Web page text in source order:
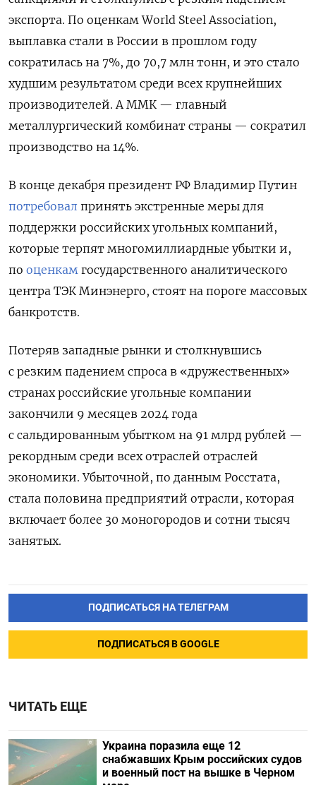
экспорта. По оценкам World Steel Association,
выплавка стали в России в прошлом году
сократилась на 7%, до 70,7 млн тонн, и это стало
худшим результатом среди всех крупнейших
производителей. А ММК — главный
металлургический комбинат страны — сократил
производство на 14%.
В конце декабря президент РФ Владимир Путин
потребовал принять экстренные меры для
поддержки российских угольных компаний,
которые терпят многомиллиардные убытки и,
по оценкам государственного аналитического
центра ТЭК Минэнерго, стоят на пороге массовых
банкротств.
Потеряв западные рынки и столкнувшись
с резким падением спроса в «дружественных»
странах российские угольные компании
закончили 9 месяцев 2024 года
с сальдированным убытком на 91 млрд рублей —
рекордным среди всех отраслей отраслей
экономики. Убыточной, по данным Росстата,
стала половина предприятий отрасли, которая
включает более 30 моногородов и сотни тысяч
занятых.
ПОДПИСАТЬСЯ НА ТЕЛЕГРАМ
ПОДПИСАТЬСЯ В GOOGLE
ЧИТАТЬ ЕЩЕ
Украина поразила еще 12
снабжавших Крым российских судов
и военный пост на вышке в Черном